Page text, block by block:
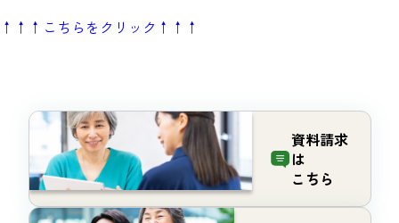
↑↑↑こちらをクリック↑↑↑
資料請求
は
こちら